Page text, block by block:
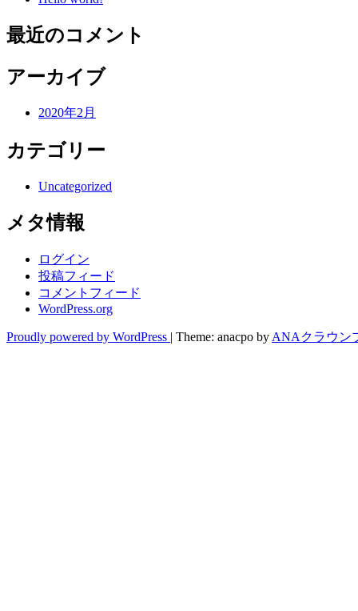
最近のコメント
アーカイブ
2020年2月
カテゴリー
Uncategorized
メタ情報
ログイン
投稿フィード
コメントフィード
WordPress.org
Proudly powered by WordPress | Theme: anacpo by ANAクラウン